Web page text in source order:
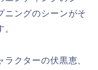
ニングのシーンがそ
クターの伏黒恵、